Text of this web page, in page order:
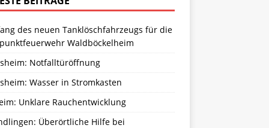
des neuen Tanklöschfahrzeugs für die
Waldböckelheim
Notfalltüröffnung
Wasser in Stromkasten
Unklare Rauchentwicklung
Überörtliche Hilfe bei